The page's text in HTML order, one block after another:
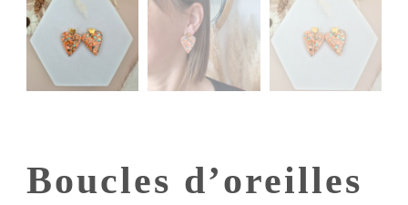
Boucles d’oreilles